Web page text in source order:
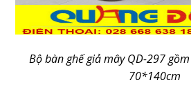
Bộ bàn ghế giả mây QD-297
70*140cm